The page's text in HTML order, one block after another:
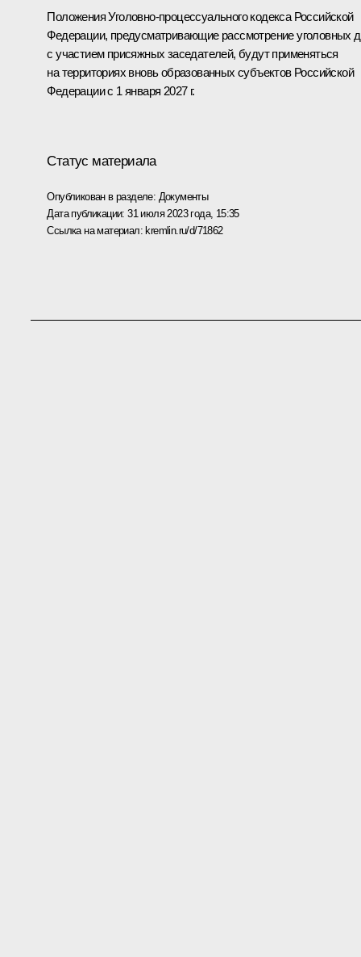
Положения Уголовно-процессуального кодекса Российской
Федерации, предусматривающие рассмотрение уголовных
с участием присяжных заседателей, будут применяться
на территориях вновь образованных субъектов Российской
Федерации с 1 января 2027 г.
Статус материала
Опубликован в разделе: Документы
Дата публикации:31 июля 2023 года, 15:35
Ссылка на материал: kremlin.ru/d/71862